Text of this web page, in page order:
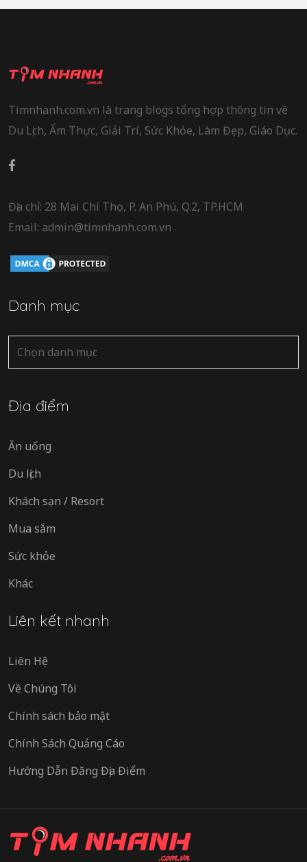
Timnhanh.com.vn là trang blogs tổng hợp thông tin về
Du Lịch, Ẩm Thực, Giải Trí, Sức Khỏe, Làm Đẹp, Giáo Dục.
Địa chỉ: 28 Mai Chí Thọ, P. An Phú, Q.2, TP.HCM
Email: admin@timnhanh.com.vn
Danh mục
Danh
mục
Địa điểm
Ăn uống
Du lịch
Khách sạn / Resort
Mua sắm
Sức khỏe
Khác
Liên kết nhanh
Liên Hệ
Về Chúng Tôi
Chính sách bảo mật
Chính Sách Quảng Cáo
Hướng Dẫn Đăng Địa Điểm